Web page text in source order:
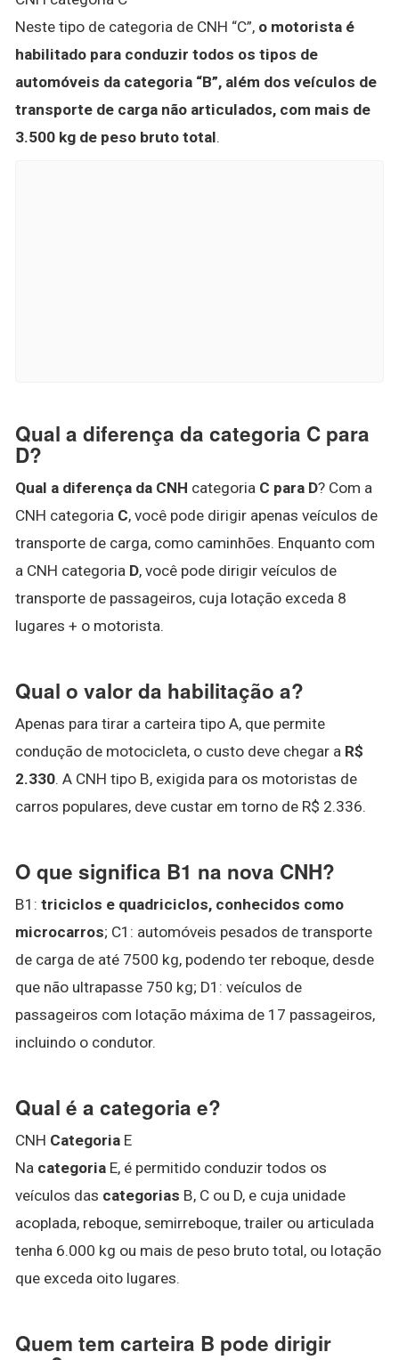
Neste tipo de categoria de CNH “C”, o motorista é
habilitado para conduzir todos os tipos de
automóveis da categoria “B”, além dos veículos de
transporte de carga não articulados, com mais de
3.500 kg de peso bruto total.
Qual a diferença da categoria C para
D?
Qual a diferença da CNH categoria C para D? Com a
CNH categoria C, você pode dirigir apenas veículos de
transporte de carga, como caminhões. Enquanto com
a CNH categoria D, você pode dirigir veículos de
transporte de passageiros, cuja lotação exceda 8
lugares + o motorista.
Qual o valor da habilitação a?
Apenas para tirar a carteira tipo A, que permite
condução de motocicleta, o custo deve chegar a R$
2.330. A CNH tipo B, exigida para os motoristas de
carros populares, deve custar em torno de R$ 2.336.
O que significa B1 na nova CNH?
B1: triciclos e quadriciclos, conhecidos como
microcarros; C1: automóveis pesados de transporte
de carga de até 7500 kg, podendo ter reboque, desde
que não ultrapasse 750 kg; D1: veículos de
passageiros com lotação máxima de 17 passageiros,
incluindo o condutor.
Qual é a categoria e?
CNH Categoria E
Na categoria E, é permitido conduzir todos os
veículos das categorias B, C ou D, e cuja unidade
acoplada, reboque, semirreboque, trailer ou articulada
tenha 6.000 kg ou mais de peso bruto total, ou lotação
que exceda oito lugares.
Quem tem carteira B pode dirigir